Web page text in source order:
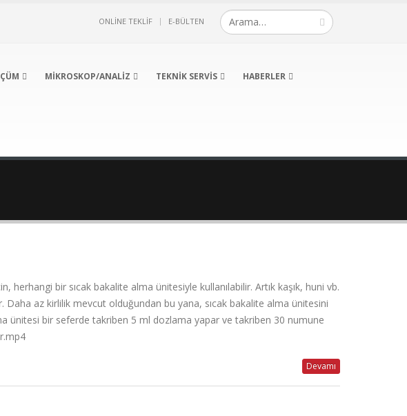
ONLINE TEKLIF E-BÜLTEN
MIKROSKOP/ANALIZ TEKNIK SERVIS HABERLER
bir sıcak bakalite alma ünitesiyle kullanılabilir. Artık kaşık, huni vb.
az kirlilik mevcut olduğundan bu yana, sıcak bakalite alma ünitesini
ünitesi bir seferde takriben 5 ml dozlama yapar ve takriben 30 numune
Devamı